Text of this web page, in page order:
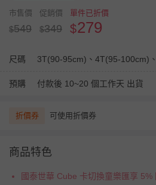
市售價
$549
促銷價
$349
單件已折價
$279
尺碼
預購 付款後 10~20 個工作天 出貨
折價券 可使用折價券
商品特色
國泰世華 Cube 卡切換童樂匯享 5%